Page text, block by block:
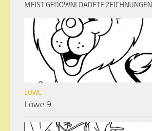
MEIST GEDOWNLOADETE ZEICHNUNGEN
LÖWE
Löwe 9